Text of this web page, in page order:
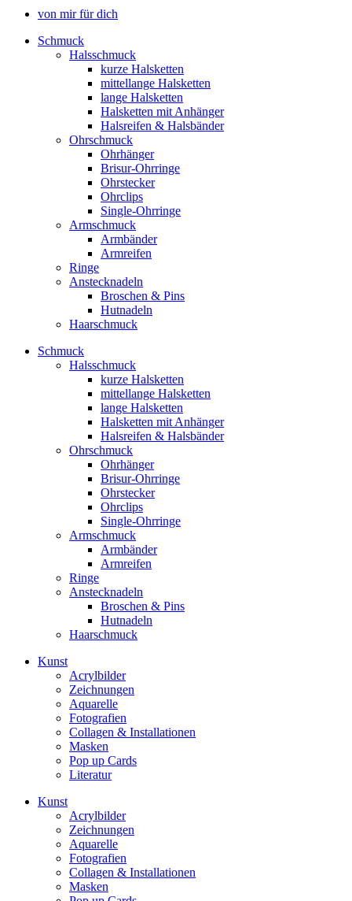
von mir für dich
Schmuck
Halsschmuck
kurze Halsketten
mittellange Halsketten
lange Halsketten
Halsketten mit Anhänger
Halsreifen & Halsbänder
Ohrschmuck
Ohrhänger
Brisur-Ohrringe
Ohrstecker
Ohrclips
Single-Ohrringe
Armschmuck
Armbänder
Armreifen
Ringe
Anstecknadeln
Broschen & Pins
Hutnadeln
Haarschmuck
Schmuck
Halsschmuck
kurze Halsketten
mittellange Halsketten
lange Halsketten
Halsketten mit Anhänger
Halsreifen & Halsbänder
Ohrschmuck
Ohrhänger
Brisur-Ohrringe
Ohrstecker
Ohrclips
Single-Ohrringe
Armschmuck
Armbänder
Armreifen
Ringe
Anstecknadeln
Broschen & Pins
Hutnadeln
Haarschmuck
Kunst
Acrylbilder
Zeichnungen
Aquarelle
Fotografien
Collagen & Installationen
Masken
Pop up Cards
Literatur
Kunst
Acrylbilder
Zeichnungen
Aquarelle
Fotografien
Collagen & Installationen
Masken